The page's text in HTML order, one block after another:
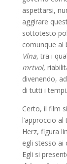
aspettarsi,
aggirare
sottotesto
comunque al
Vlna, tra i
mrtvol,
divenendo,
di tutti i tempi.
Certo, il film
l’approccio
Herz, figura
egli stesso ai
Egli si